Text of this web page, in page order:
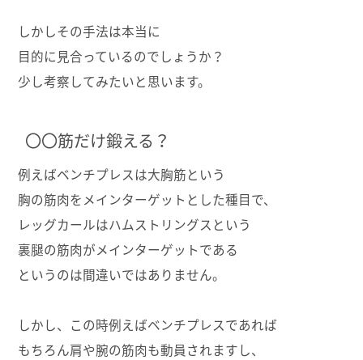
しかしその手法は本当に
目的に見合っているのでしょうか？
少し考察してみたいと思います。
〇〇筋だけ鍛える？
例えばベンチプレスは大胸筋という
胸の筋肉をメインターゲットとした種目で、
レッグカールはハムストリングスという
裏腿の筋肉がメインターゲットである
というのは間違いではありません。
しかし、この時例えばベンチプレスであれば
もちろん肩や腕の筋肉も動員されますし、